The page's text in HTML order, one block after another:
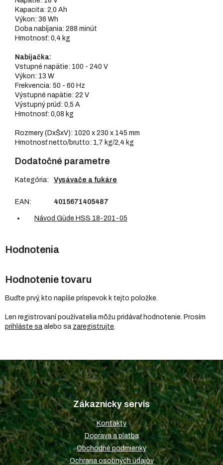
Kapacita: 2,0 Ah
Výkon: 36 Wh
Doba nabíjania: 288 minút
Hmotnosť: 0,4 kg
Nabíjačka:
Vstupné napätie: 100 - 240 V
Výkon: 13 W
Frekvencia: 50 - 60 Hz
Výstupné napätie: 22 V
Výstupný prúd: 0,5 A
Hmotnosť: 0,08 kg
Rozmery (DxŠxV): 1020 x 230 x 145 mm
Hmotnosť netto/brutto: 1,7 kg/2,4 kg
Dodatočné parametre
Kategória: Vysávače a fukáre
EAN : 4015671405487
Návod Güde HSS 18-201-05
Hodnotenie tovaru
Buďte prvý, kto napíše príspevok k tejto položke.
Len registrovaní používatelia môžu pridávať hodnotenie. Prosím
prihláste sa alebo sa zaregistrujte
Z
á
p
ä
t
i
e
Zákaznícky servis
Kontakty
Doprava a platba
Obchodné podmienky
Ochrana osobných údajov